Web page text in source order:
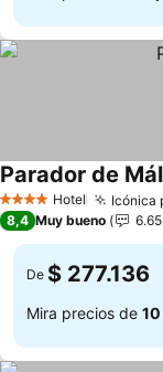
4 EstrellasHotel Icónica
Parador de
8,4 Muy bueno
De $ 277.136
Mira precios de